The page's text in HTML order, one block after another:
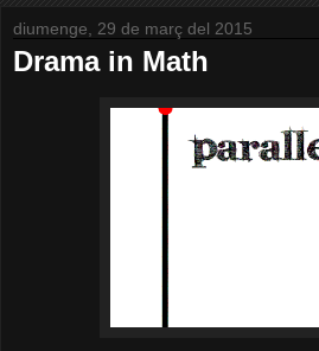
diumenge, 29 de març del 2015
Drama in Math